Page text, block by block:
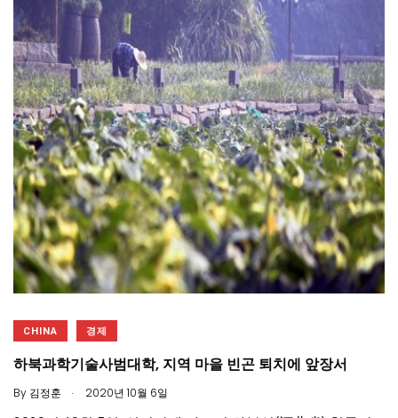
CHINA 경제
하북과학기술사범대학, 지역 마을 빈곤 퇴치에 앞장서
By 김정훈 . 2020년 10월 6일